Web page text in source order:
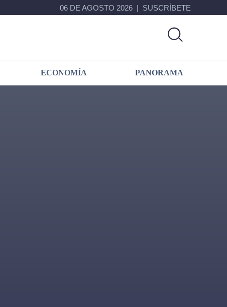
06 DE AGOSTO 2026 SUSCRÍBETE
ECONOMÍA PANORAMA